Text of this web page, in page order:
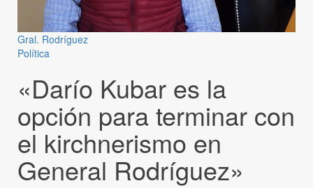
Gral. Rodríguez
Política
«Darío Kubar es la
opción para terminar con
el kirchnerismo en
General Rodríguez»